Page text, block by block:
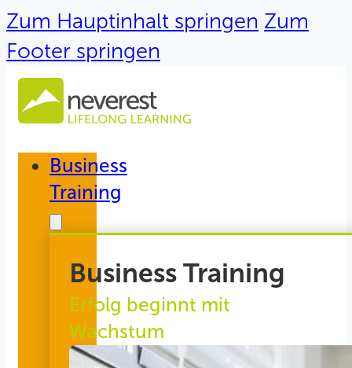
Zum Hauptinhalt springen Zum
Footer springen
Business
Training
Business Training
Erfolg beginnt mit
Wachstum